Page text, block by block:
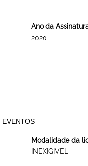
Ano da
2020
Modalidade da
INEXIGIVEL